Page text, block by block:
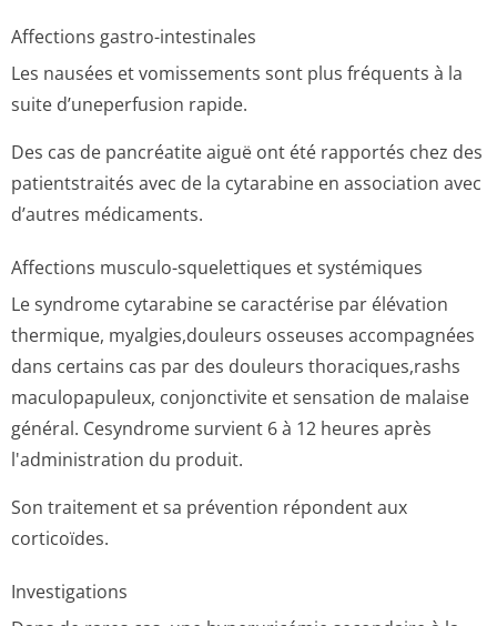
Affections gastro-intestinales
Les nausées et vomissements sont plus fréquents à la
suite d’uneperfusion rapide.
Des cas de pancréatite aiguë ont été rapportés chez des
patientstraités avec de la cytarabine en association avec
d’autres médicaments.
Affections musculo-squelettiques et systémiques
Le syndrome cytarabine se caractérise par élévation
thermique, myalgies,douleurs osseuses accompagnées
dans certains cas par des douleurs thoraciques,rashs
maculopapuleux, conjonctivite et sensation de malaise
général. Cesyndrome survient 6 à 12 heures après
l'administration du produit.
Son traitement et sa prévention répondent aux
corticoïdes.
Investigations